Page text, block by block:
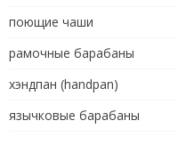
поющие чаши
рамочные барабаны
хэндпан (handpan)
язычковые барабаны